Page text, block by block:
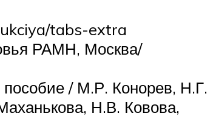
tabs-extra
РАМН, Москва/
/ М.Р. Конорев, Н.Г.
Н.В. Ковова,